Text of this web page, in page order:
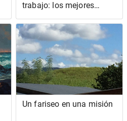
trabajo: los mejores
expertos hablan sobre el
trabajo híbrido y remoto
Un fariseo en una misión